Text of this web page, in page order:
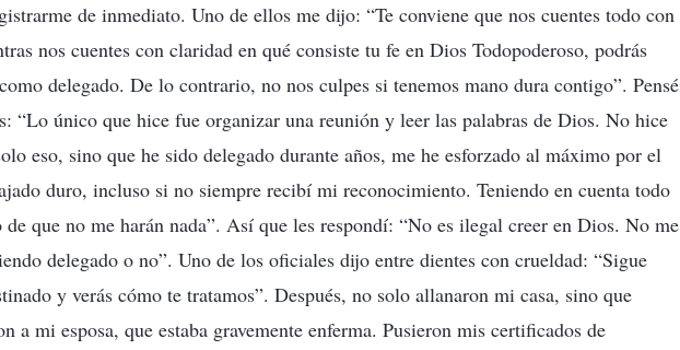
de inmediato. Uno de ellos me dijo: “Te conviene que nos cuentes todo con
nos cuentes con claridad en qué consiste tu fe en Dios Todopoderoso, podrás
delegado. De lo contrario, no nos culpes si tenemos mano dura contigo”. Pensé
“Lo único que hice fue organizar una reunión y leer las palabras de Dios. No hice
eso, sino que he sido delegado durante años, me he esforzado al máximo por el
duro, incluso si no siempre recibí mi reconocimiento. Teniendo en cuenta todo
de que no me harán nada”. Así que les respondí: “No es ilegal creer en Dios. No me
delegado o no”. Uno de los oficiales dijo entre dientes con crueldad: “Sigue
y verás cómo te tratamos”. Después, no solo allanaron mi casa, sino que
a mi esposa, que estaba gravemente enferma. Pusieron mis certificados de